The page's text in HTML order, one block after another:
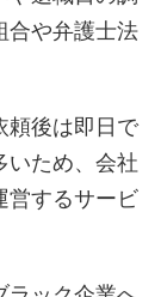
合や弁護士法
頼後は即日で
いため、会社
営するサービ